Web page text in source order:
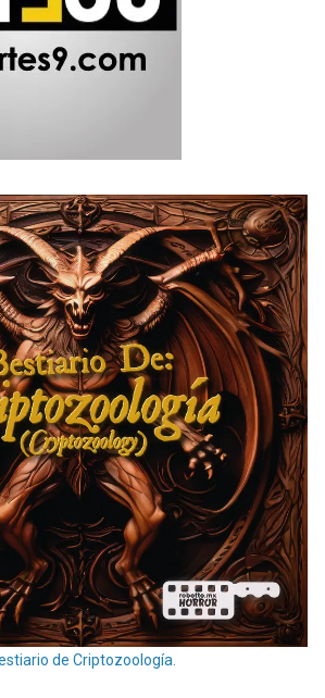
de Criptozoología.